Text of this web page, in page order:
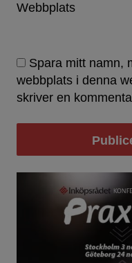
Webbplats
Spara mitt namn,
webbplats i denna
skriver en